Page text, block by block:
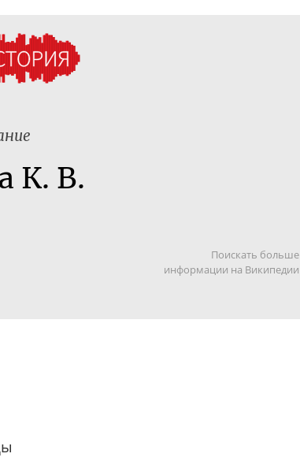
К. В.
Поискать больше
информации на Википедии